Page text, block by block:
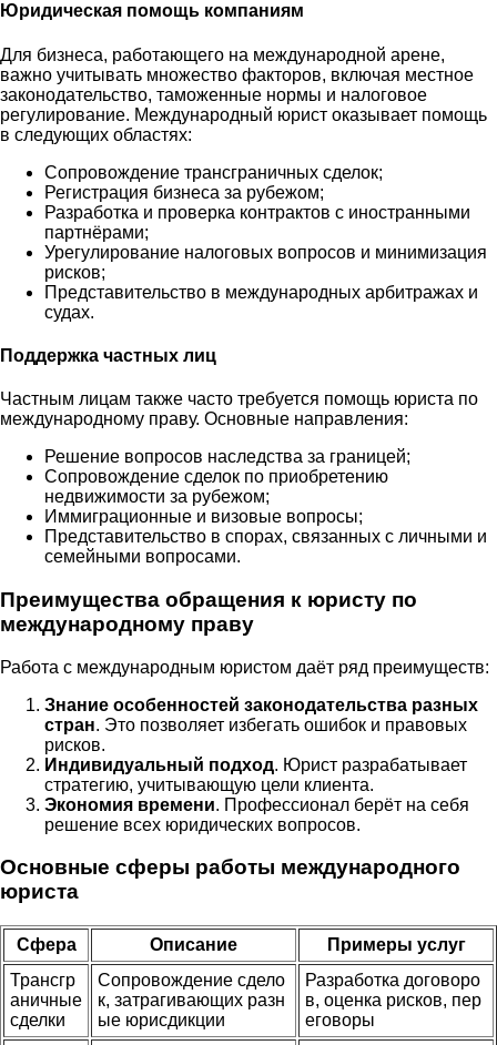
Юридическая помощь компаниям
Для бизнеса, работающего на международной арене,
важно учитывать множество факторов, включая местное
законодательство, таможенные нормы и налоговое
регулирование. Международный юрист оказывает помощь
в следующих областях:
Сопровождение трансграничных сделок;
Регистрация бизнеса за рубежом;
Разработка и проверка контрактов с иностранными
партнёрами;
Урегулирование налоговых вопросов и минимизация
рисков;
Представительство в международных арбитражах и
судах.
Поддержка частных лиц
Частным лицам также часто требуется помощь юриста по
международному праву. Основные направления:
Решение вопросов наследства за границей;
Сопровождение сделок по приобретению
недвижимости за рубежом;
Иммиграционные и визовые вопросы;
Представительство в спорах, связанных с личными и
семейными вопросами.
Преимущества обращения к юристу по
международному праву
Работа с международным юристом даёт ряд преимуществ:
Знание особенностей законодательства разных
стран. Это позволяет избегать ошибок и правовых
рисков.
Индивидуальный подход. Юрист разрабатывает
стратегию, учитывающую цели клиента.
Экономия времени. Профессионал берёт на себя
решение всех юридических вопросов.
Основные сферы работы международного
юриста
Сфера Описание
Примеры услуг
Трансгр
аничные
сделки
Сопровождение сдело
к, затрагивающих разн
ые юрисдикции
Разработка договоро
в, оценка рисков, пер
еговоры